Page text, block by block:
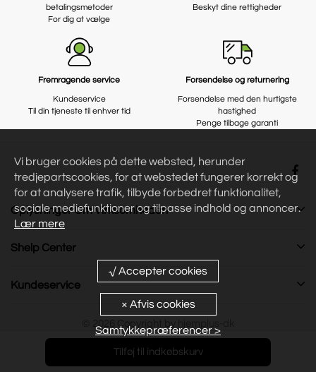
Tilføj til indkøbskurv
betalingsmetoder
For dig at vælge
Beskyt dine rettigheder
Fremragende service
Kundeservice
Til din tjeneste til enhver tid
Forsendelse og returnering
Forsendelse med den hurtigste
hastighed
Penge tilbage garanti
Oplysninger Om Virksomheden
Shelp Center
Kundeservice
© 2026 Copyright by
Vi bruger cookies på dette websted, herunder
tredjepartscookies, for at webstedet fungerer korrekt og
for at analysere trafik, tilbyde forbedret funktionalitet,
sociale mediefunktioner og tilpasse indhold og annoncer.
Lær mere
Samtykkepræferencer >